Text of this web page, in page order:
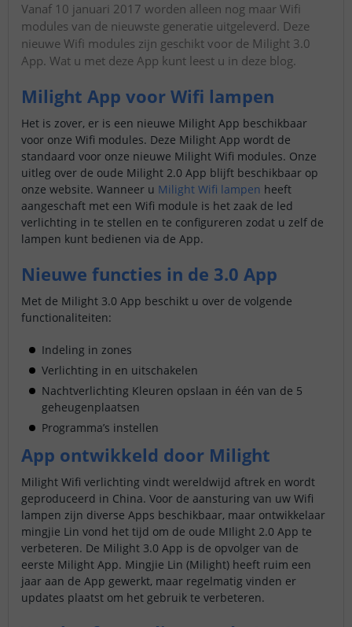
Vanaf 10 januari 2017 worden alleen nog maar Wifi
modules van de nieuwste generatie uitgeleverd. Deze
nieuwe Wifi modules zijn geschikt voor de Milight 3.0
App. Wat u met deze App kunt leest u in deze blog.
Milight App voor Wifi lampen
Het is zover, er is een nieuwe Milight App beschikbaar
voor onze Wifi modules. Deze Milight App wordt de
standaard voor onze nieuwe Milight Wifi modules. Onze
uitleg over de oude Milight 2.0 App blijft beschikbaar op
onze website. Wanneer u Milight Wifi lampen heeft
aangeschaft met een Wifi module is het zaak de led
verlichting in te stellen en te configureren zodat u zelf de
lampen kunt bedienen via de App.
Nieuwe functies in de 3.0 App
Met de Milight 3.0 App beschikt u over de volgende
functionaliteiten:
Indeling in zones
Verlichting in en uitschakelen
Nachtverlichting Kleuren opslaan in één van de 5
geheugenplaatsen
Programma’s instellen
App ontwikkeld door Milight
Milight Wifi verlichting vindt wereldwijd aftrek en wordt
geproduceerd in China. Voor de aansturing van uw Wifi
lampen zijn diverse Apps beschikbaar, maar ontwikkelaar
mingjie Lin vond het tijd om de oude MIlight 2.0 App te
verbeteren. De Milight 3.0 App is de opvolger van de
eerste Milight App. Mingjie Lin (Milight) heeft ruim een
jaar aan de App gewerkt, maar regelmatig vinden er
updates plaatst om het gebruik te verbeteren.